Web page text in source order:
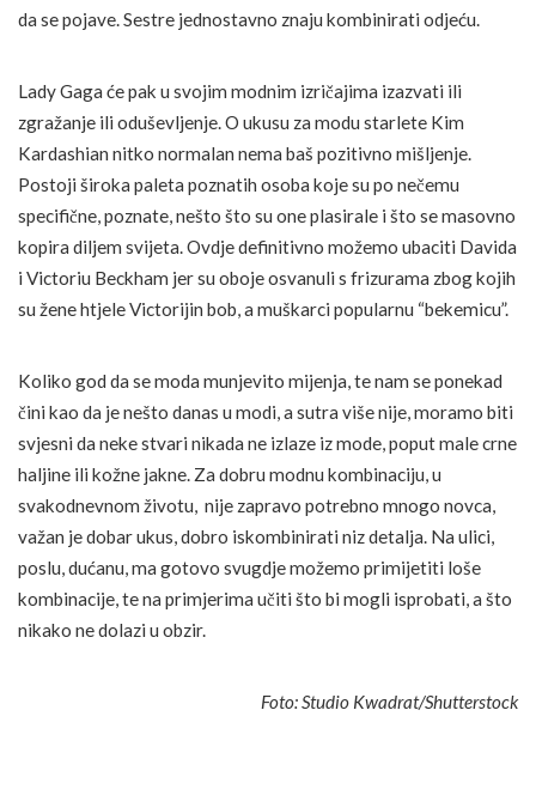
da se pojave. Sestre jednostavno znaju kombinirati odjeću.
Lady Gaga će pak u svojim modnim izričajima izazvati ili
zgražanje ili oduševljenje. O ukusu za modu starlete Kim
Kardashian nitko normalan nema baš pozitivno mišljenje.
Postoji široka paleta poznatih osoba koje su po nečemu
specifične, poznate, nešto što su one plasirale i što se masovno
kopira diljem svijeta. Ovdje definitivno možemo ubaciti Davida
i Victoriu Beckham jer su oboje osvanuli s frizurama zbog kojih
su žene htjele Victorijin bob, a muškarci popularnu “bekemicu”.
Koliko god da se moda munjevito mijenja, te nam se ponekad
čini kao da je nešto danas u modi, a sutra više nije, moramo biti
svjesni da neke stvari nikada ne izlaze iz mode, poput male crne
haljine ili kožne jakne. Za dobru modnu kombinaciju, u
svakodnevnom životu, nije zapravo potrebno mnogo novca,
važan je dobar ukus, dobro iskombinirati niz detalja. Na ulici,
poslu, dućanu, ma gotovo svugdje možemo primijetiti loše
kombinacije, te na primjerima učiti što bi mogli isprobati, a što
nikako ne dolazi u obzir.
Foto: Studio Kwadrat/Shutterstock